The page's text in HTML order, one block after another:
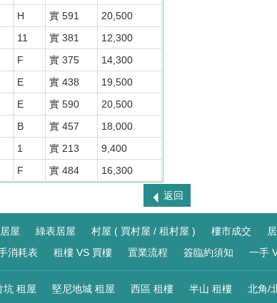
H 實 591
20,500
11 實 381
12,300
F 實 375
14,300
E 實 438
19,500
E 實 590
20,500
B 實 457
18,000
1 實 213
9,400
F 實 484 16,300
返回
居屋 綠表居屋 村屋 ( 買村屋 / 租村屋 ) 樓市成交
消耗表 租樓 VS 買樓 置業流程 簽臨約須知 一手
坑 租屋 堅尼地城 租屋 西區 租樓 半山 租樓 北角/